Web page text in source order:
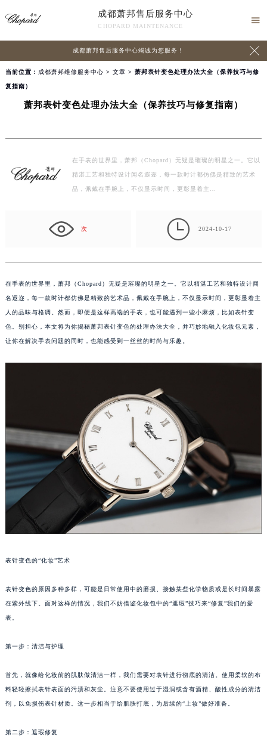
成都萧邦售后服务中心
CHOPARD MAINTENANCE

成都萧邦售后服务中心竭诚为您服务！ 
当前位置： 成都萧邦维修服务中心 > 文章 > 萧邦表针变色处理办法大全（保养技巧与修
复指南）
萧邦表针变色处理办法大全（保养技巧与修复指南）
在手表的世界里，萧邦（Chopard）无疑是璀璨的明星之一。它以
精湛工艺和独特设计闻名遐迩，每一款时计都仿佛是精致的艺术
品，佩戴在手腕上，不仅显示时间，更彰显着主…
次  2024-10-17
在手表的世界里，萧邦（Chopard）无疑是璀璨的明星之一。它以精湛工艺和独特设计闻
名遐迩，每一款时计都仿佛是精致的艺术品，佩戴在手腕上，不仅显示时间，更彰显着主
人的品味与格调。然而，即便是这样高端的手表，也可能遇到一些小麻烦，比如表针变
色。别担心，本文将为你揭秘萧邦表针变色的处理办法大全，并巧妙地融入化妆包元素，
让你在解决手表问题的同时，也能感受到一丝丝的时尚与乐趣。
表针变色的“化妆”艺术
表针变色的原因多种多样，可能是日常使用中的磨损、接触某些化学物质或是长时间暴露
在紫外线下。面对这样的情况，我们不妨借鉴化妆包中的“遮瑕”技巧来“修复”我们的爱
表。
第一步：清洁与护理
首先，就像给化妆前的肌肤做清洁一样，我们需要对表针进行彻底的清洁。使用柔软的布
料轻轻擦拭表针表面的污渍和灰尘。注意不要使用过于湿润或含有酒精、酸性成分的清洁
剂，以免损伤表针材质。这一步相当于给肌肤打底，为后续的“上妆”做好准备。
第二步：遮瑕修复